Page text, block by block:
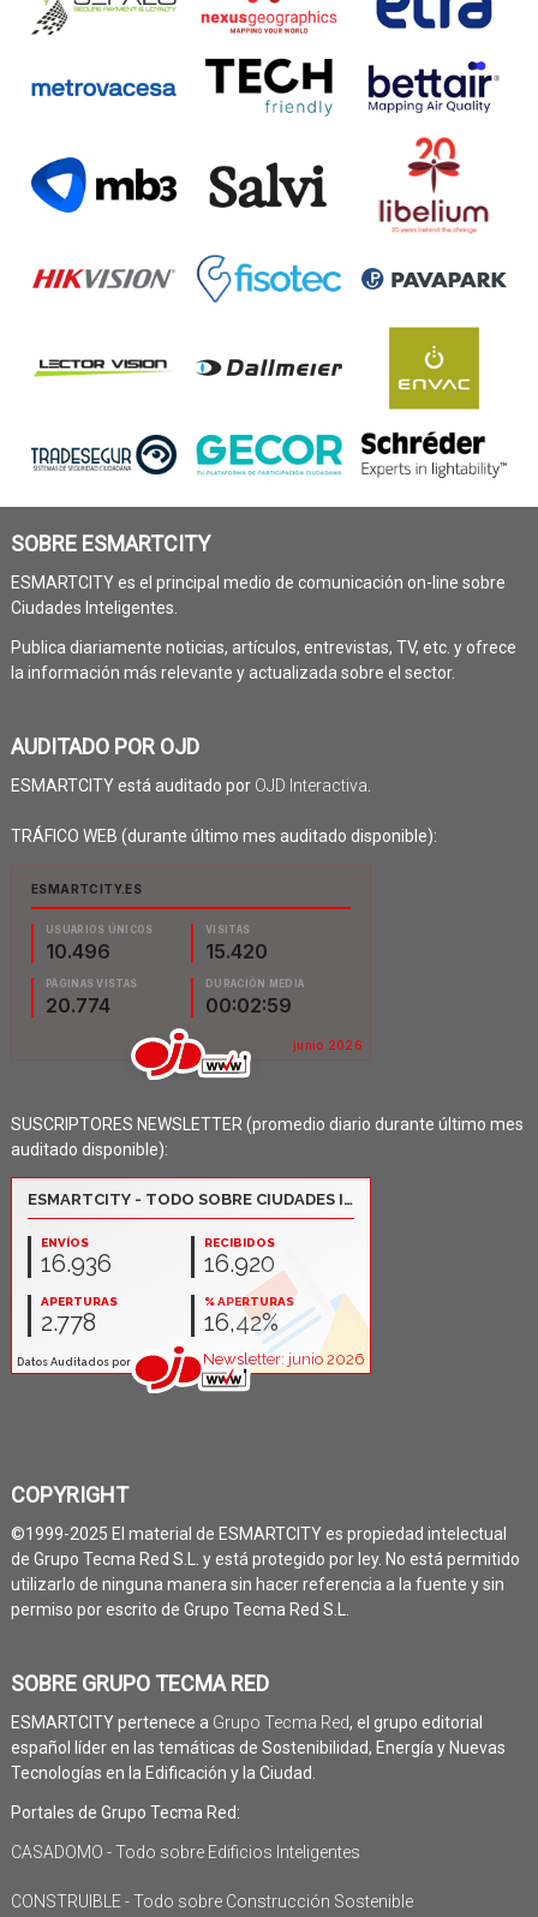
SOBRE ESMARTCITY
ESMARTCITY es el principal medio de comunicación on-line sobre
Ciudades Inteligentes.
Publica diariamente noticias, artículos, entrevistas, TV, etc. y ofrece
la información más relevante y actualizada sobre el sector.
AUDITADO POR OJD
ESMARTCITY está auditado por OJD Interactiva
TRÁFICO WEB (durante último mes auditado disponible):
SUSCRIPTORES NEWSLETTER (promedio diario durante último mes
auditado disponible):
COPYRIGHT
©1999-2025 El material de ESMARTCITY es propiedad intelectual
de Grupo Tecma Red S.L. y está protegido por ley. No está permitido
utilizarlo de ninguna manera sin hacer referencia a la fuente y sin
permiso por escrito de Grupo Tecma Red S.L.
SOBRE GRUPO TECMA RED
ESMARTCITY pertenece a Grupo Tecma Red, el grupo editorial
español líder en las temáticas de Sostenibilidad, Energía y Nuevas
Tecnologías en la Edificación y la Ciudad.
Portales de Grupo Tecma Red:
CASADOMO - Todo sobre Edificios Inteligentes
CONSTRUIBLE - Todo sobre Construcción Sostenible